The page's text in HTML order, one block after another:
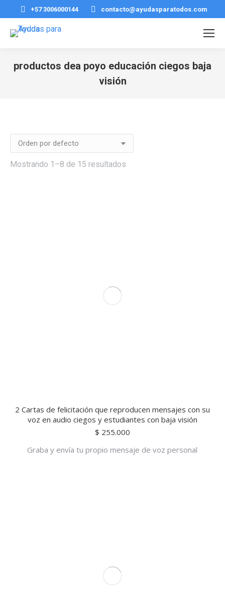
+57 3006000144 contacto@ayudasparatodos.com
productos dea poyo educación ciegos baja
visión
Mostrando 1–8 de 15 resultados
2 Cartas de felicitación que reproducen mensajes con su
voz en audio ciegos y estudiantes con baja visión
$ 255.000
Graba y envía tu propio mensaje de voz personal